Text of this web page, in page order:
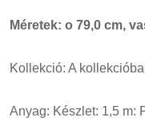
Méretek: o 79,0 cm,
Kollekció: A
Anyag: Készlet: 1,5 m: